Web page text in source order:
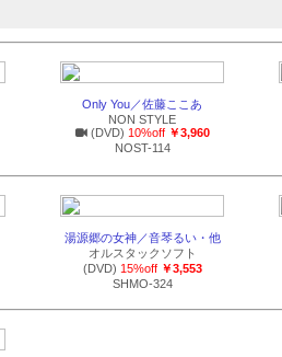
Only You／佐藤ここあ
NON STYLE
(DVD) 10%off ￥3,960
NOST-114
湯源郷の女神／音琴るい・他
オルスタックソフト
(DVD) 15%off ￥3,553
SHMO-324